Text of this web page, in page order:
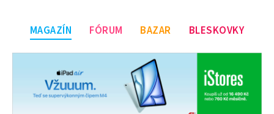
MAGAZÍN FÓRUM BAZAR BLESKOVKY